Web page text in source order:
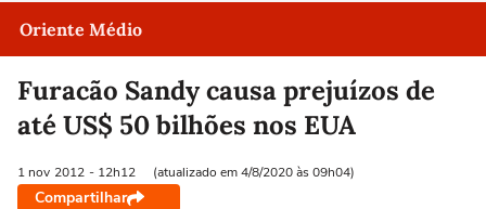
Oriente Médio
Furacão Sandy causa prejuízos de
até US$ 50 bilhões nos EUA
1 nov 2012 - 12h12 (atualizado em 4/8/2020 às 09h04)
Compartilhar